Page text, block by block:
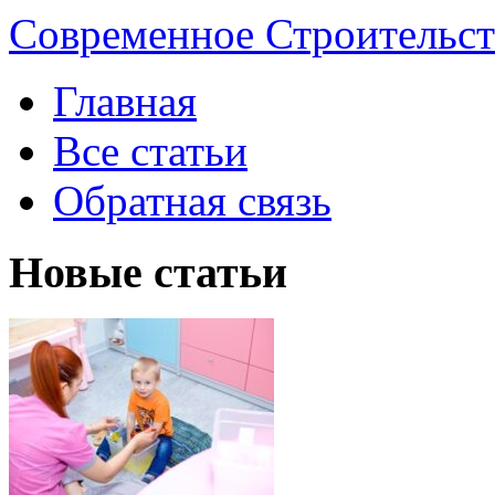
Современное
Главная
Все статьи
Обратная связь
Новые статьи